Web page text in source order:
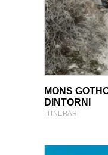
MONS
DINTORNI
ITINERARI